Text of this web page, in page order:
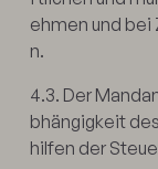
ehmen und bei
n.
4.3. Der
bhängigkeit
hilfen der